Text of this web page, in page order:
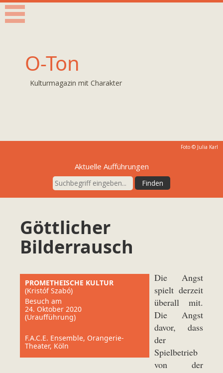
O-Ton
Kulturmagazin mit Charakter
Foto © Julia Karl
Aktuelle Aufführungen
Göttlicher
Bilderrausch
PROMETHEISCHE KULTUR
(Kristóf Szabó)
Besuch am
24. Oktober 2020
(Uraufführung)
F.A.C.E. Ensemble, Orangerie-
Theater, Köln
Die Angst
spielt derzeit
überall mit.
Die Angst
davor, dass
der
Spielbetrieb
von der